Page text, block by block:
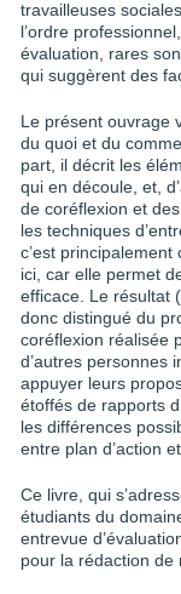
travailleuses
l’ordre
évaluation, rares
qui suggèrent des
Le présent ouvrage
du quoi et du
part, il décrit les
qui en découle, et,
de coréflexion et
les techniques
c’est
ici, car elle permet
efficace. Le résultat
donc distingué du
coréflexion réalisée
d’autres personnes
appuyer leurs
étoffés de rapports
les différences
entre plan d’action
Ce livre, qui
étudiants du
entrevue
pour la rédaction de